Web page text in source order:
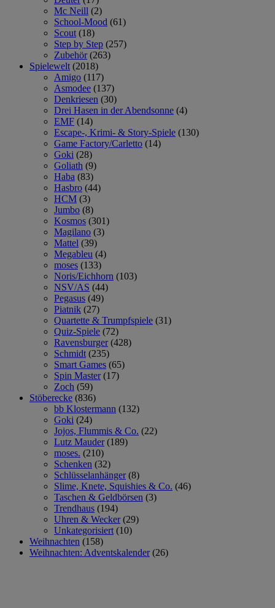
Mc Neill (2)
School-Mood (61)
Scout (18)
Step by Step (257)
Zubehör (263)
Spielewelt (2018)
Amigo (117)
Asmodee (137)
Denkriesen (30)
Drei Hasen in der Abendsonne (4)
EMF (14)
Escape-, Krimi- & Story-Spiele (130)
Game Factory/Carletto (14)
Goki (28)
Goliath (9)
Haba (83)
Hasbro (44)
HCM (3)
Jumbo (8)
Kosmos (301)
Magilano (3)
Mattel (39)
Megableu (4)
moses (133)
Noris/Eichhorn (103)
NSV/AS (44)
Pegasus (49)
Piatnik (27)
Quartette & Trumpfspiele (31)
Quiz-Spiele (72)
Ravensburger (428)
Schmidt (235)
Smart Games (65)
Spin Master (17)
Zoch (59)
Stöberecke (836)
bb Klostermann (132)
Goki (24)
Jojos, Flummis & Co. (22)
Lutz Mauder (189)
moses. (210)
Schenken (32)
Schlüsselanhänger (8)
Slime, Knete, Squishies & Co. (46)
Taschen & Geldbörsen (3)
Trendhaus (194)
Uhren & Wecker (29)
Unkategorisiert (10)
Weihnachten (158)
Weihnachten: Adventskalender (26)